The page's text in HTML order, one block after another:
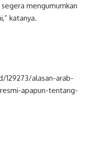
mengumumkan
katanya.
alasan-arab-
apapun-tentang-